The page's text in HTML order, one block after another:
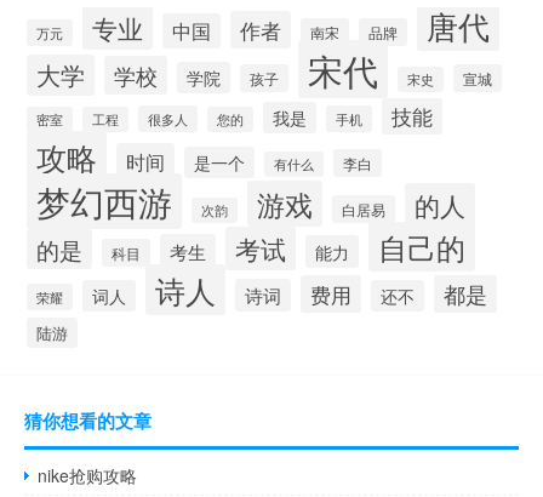
万元 专业 中国 作者 南宋 品牌 唐代
大学 学校 学院 孩子 宋代 宋史 宣城
密室 工程 很多人 您的 我是 手机 技能
攻略 时间 是一个 有什么 李白
梦幻西游 次韵 游戏 白居易 的人
的是 科目 考生 考试 能力 自己的
荣耀 词人 诗人 诗词 费用 还不 都是
陆游
猜你想看的文章
nike抢购攻略